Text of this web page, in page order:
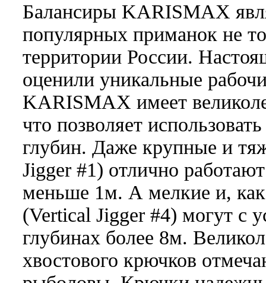
Балансиры KARISMAX
популярных приманок не
территории России.
оценили уникальные
KARISMAX имеет
что позволяет
глубин. Даже крупные и
Jigger #1) отлично
меньше 1м. А мелкие и, как
(Vertical Jigger #4) могут с
глубинах более 8м.
хвостового крючков